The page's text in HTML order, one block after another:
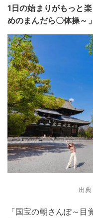
1日の始まりがもっと
めのまんだら〇体操～」
出
「国宝の朝さんぽ～